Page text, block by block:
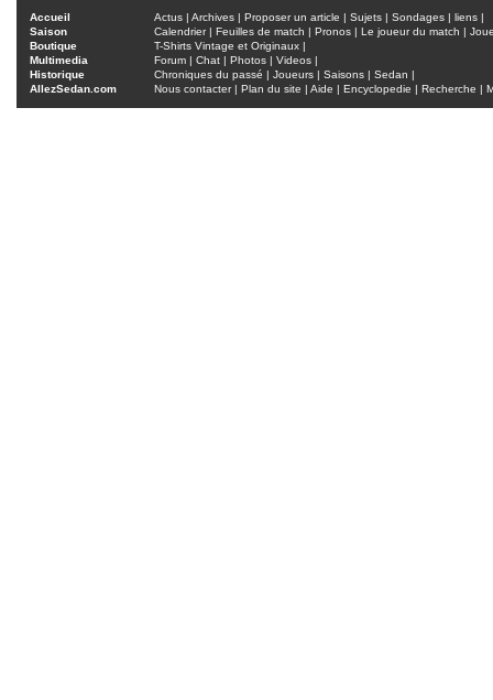
Accueil Actus | Archives | Proposer un article | Sujets | Sondages | liens |
Saison
Calendrier| Feuilles de match | Pronos | Le joueur du match |
Boutique
T-Shirts Vintage et Originaux |
Multimedia
Forum | Chat | Photos | Videos |
Historique
Chroniques du passé | Joueurs | Saisons | Sedan |
AllezSedan.com
Nous contacter| Plan du site | Aide | Encyclopedie | Recherche |